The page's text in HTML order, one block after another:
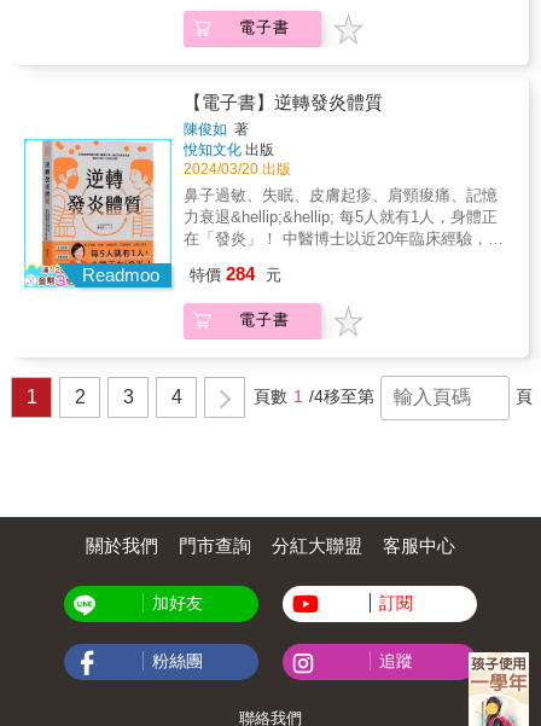
必須大於釋放，齊備存量才能應付急症或急用
的不時之需。 & ◎提供生活中的注意事項和落
實方法：體質判斷、作息、飲食、情志、形體
息】晚上11點到凌晨3點未熟睡，就難以補充新
的內氣，所以應避免熬夜！ 【飲食】醣類、蛋
白質、脂肪超重要，應有恰當比例。尤其身體
的能量多數須由醣類供給，醣類攝取不足，將
影響肺氣不足，亦會影響記憶力。 【情志】緊
張是恐懼的變形情緒，會消耗自體類固醇，使
得內氣衰敗！ 【形體】形體一歪就可能影響全
正骨架和訓練筋肉張力。 & 例如功法之一「乞
丐蹲」：飯後乞丐蹲約15分鐘，是療癒腸胃病
的最佳功法。 & 例如鍛鍊之一「縮下巴」：縮
液等之通暢。 & 本書特色 & 我們需要的不只是
一時的靈丹妙藥，而是一套長久維持健康的方
詞和核心觀念。一語道破人體健康平衡的祕密
──內氣充足暢通。 3.中醫是一種妙而不玄的生
面向的方法教您補住氣、通行氣。例如：晚上7
點～11點臟腑時間走到脾與肺，是營養吸收最
餐，絕不可因任何理由而偏廢。 4.提供簡易診
斷體質的方法，一般人也能判斷自己與家人的
身體狀況：舌診、脈診、腹診、觀察二便和流
汗狀態等等。 5.隨書附贈《開門七件事之中醫
我健康力量，一本為人們帶來無限期待的養生
書 ●小末醫師幫您畫重點！隨書附贈《開門七
醇！ 所有的病，都是氣不足或不暢的病所致，
只要內氣充盈通順了，現在病可去，未來病可
防！ & 本書帶您了解內氣對人體的影響，提供
讓內氣茁壯的生活建議與方法！ 作息、飲食、
四式功法、六種鍛鍊 不分體質年齡，人人可
行！ & ◎內氣充足順暢，才能達到「令人安
心」的健康狀態 中醫是「氣」的學問，人體健
康與否，端看「內氣」的積累和消耗是否平
衡。我們可以將內氣之根看做是身體內的類固
「內氣」的蓄積與釋放，甚至「內氣」的蓄積
必須大於釋放，齊備存量才能應付急症或急用
的不時之需。 & ◎提供生活中的注意事項和落
實方法：體質判斷、作息、飲食、情志、形體
【體質】簡易舌診／脈診判別自己的體質 【作
息】晚上11點到凌晨3點未熟睡，就難以補充新
張是恐懼的變形情緒，會消耗自體類固醇，使
得內氣衰敗！ 【形體】形體一歪就可能影響全
正骨架和訓練筋肉張力。 & 例如功法之一「乞
丐蹲」：飯後乞丐蹲約15分鐘，是療癒腸胃病
的最佳功法。 & 例如鍛鍊之一「縮下巴」：縮
下巴超重要，縮下巴使頸椎排列正常，才能保
持咽喉部氣管、食道、頸神經、椎動脈、脊髓
液等之通暢。 & 本書特色 & 我們需要的不只是
電子書
Readmoo
【電子書】逆轉發炎體質
陳俊如 著
悅知文化 出版
2024/03/20 出版
鼻子過敏、失眠、皮膚起疹、肩頸痠痛、記憶
力衰退&hellip;&hellip; 每5人就有1人，身體正
在「發炎」！ 中醫博士以近20年臨床經驗，解
&times;〔運動建議〕&times;〔飲食保健〕
&times;〔中藥調養〕方面， 幫助你快速自我檢
測，從根本找回健康與活力。 ✦三伏貼可以改
結合現代醫學與中醫觀點，讓你輕鬆調整，啟
動與生俱來的自我修復力！ 一般外觀常見的
膚發癢或紅腫」等症狀呈現，在體內慢慢侵蝕
你的健康，時間一久甚至會造成嚴重、不可逆
痰、瘀、結」哪個階段？ ✦平性體質──精力充
沛、積極樂觀 ✦虛性體質──畏寒乏力、氣血不
質──身體肥胖、經常便祕 ✦瘀性體質──形體
消瘦、容易感冒 ✦結性體質──肌肉僵硬、急躁
法，觀察你體質的現況，再從中藥、針灸、運
特價 284 元
電子書
1 2 3 4 頁數 1 /4移至第 頁
關於我們 門市查詢 分紅大聯盟 客服中心
加好友 訂閱
粉絲團 追蹤
聯絡我們